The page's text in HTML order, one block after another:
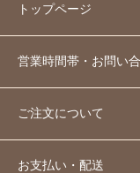
トップページ
営業時間帯・お問い
ご注文について
お支払い・配送